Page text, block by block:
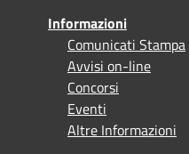
Informazioni
Comunicati Stampa
Avvisi on-line
Concorsi
Eventi
Altre Informazioni